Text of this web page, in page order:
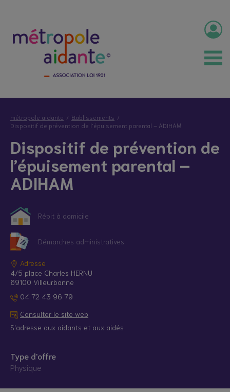
métropole aidante
Etablissements
Dispositif de prévention de l’épuisement parental – ADIHAM
Dispositif de prévention de
l’épuisement parental –
ADIHAM
Répit à domicile
Démarches administratives
Adresse
4/5 place Charles HERNU
69100 Villeurbanne
04 72 43 96 79
Consulter le site web
S'adresse aux aidants et aux aidés
Type d'offre
Physique